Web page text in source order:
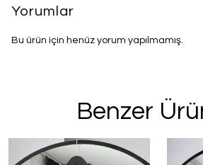
Yorumlar
Bu ürün için henüz yorum yapılmamış.
Benzer